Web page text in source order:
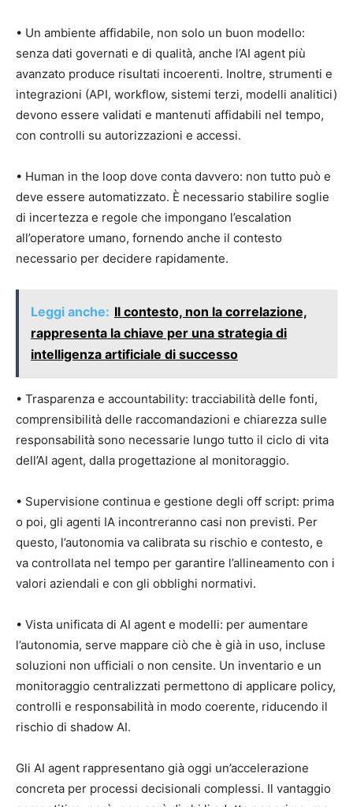
• Un ambiente affidabile, non solo un buon modello:
senza dati governati e di qualità, anche l’AI agent più
avanzato produce risultati incoerenti. Inoltre, strumenti e
integrazioni (API, workflow, sistemi terzi, modelli analitici)
devono essere validati e mantenuti affidabili nel tempo,
con controlli su autorizzazioni e accessi.
• Human in the loop dove conta davvero: non tutto può e
deve essere automatizzato. È necessario stabilire soglie
di incertezza e regole che impongano l’escalation
all’operatore umano, fornendo anche il contesto
necessario per decidere rapidamente.
Leggi anche: Il contesto, non la correlazione,
rappresenta la chiave per una strategia di
intelligenza artificiale di successo
• Trasparenza e accountability: tracciabilità delle fonti,
comprensibilità delle raccomandazioni e chiarezza sulle
responsabilità sono necessarie lungo tutto il ciclo di vita
dell’AI agent, dalla progettazione al monitoraggio.
• Supervisione continua e gestione degli off script: prima
o poi, gli agenti IA incontreranno casi non previsti. Per
questo, l’autonomia va calibrata su rischio e contesto, e
va controllata nel tempo per garantire l’allineamento con i
valori aziendali e con gli obblighi normativi.
• Vista unificata di AI agent e modelli: per aumentare
l’autonomia, serve mappare ciò che è già in uso, incluse
soluzioni non ufficiali o non censite. Un inventario e un
monitoraggio centralizzati permettono di applicare policy,
controlli e responsabilità in modo coerente, riducendo il
rischio di shadow AI.
Gli AI agent rappresentano già oggi un’accelerazione
concreta per processi decisionali complessi. Il vantaggio